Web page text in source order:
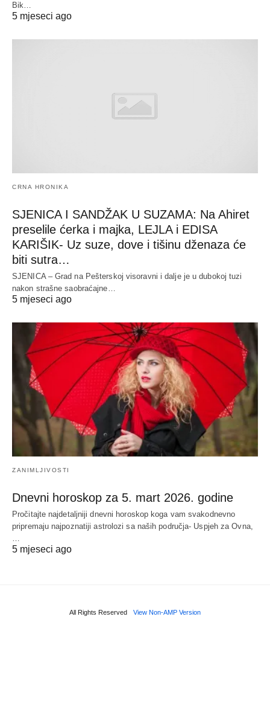
Bik…
5 mjeseci ago
CRNA HRONIKA
SJENICA I SANDŽAK U SUZAMA: Na Ahiret
preselile ćerka i majka, LEJLA i EDISA
KARIŠIK- Uz suze, dove i tišinu dženaza će
biti sutra…
SJENICA – Grad na Pešterskoj visoravni i dalje je u dubokoj tuzi
nakon strašne saobraćajne…
5 mjeseci ago
ZANIMLJIVOSTI
Dnevni horoskop za 5. mart 2026. godine
Pročitajte najdetaljniji dnevni horoskop koga vam svakodnevno
pripremaju najpoznatiji astrolozi sa naših područja- Uspjeh za Ovna,
5 mjeseci ago
All Rights Reserved View Non-AMP Version